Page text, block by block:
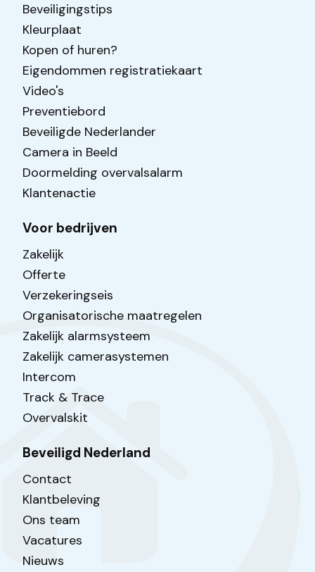
Beveiligingstips
Kleurplaat
Kopen of huren?
Eigendommen registratiekaart
Video's
Preventiebord
Beveiligde Nederlander
Camera in Beeld
Doormelding overvalsalarm
Klantenactie
Voor bedrijven
Zakelijk
Offerte
Verzekeringseis
Organisatorische maatregelen
Zakelijk alarmsysteem
Zakelijk camerasystemen
Intercom
Track & Trace
Overvalskit
Beveiligd Nederland
Contact
Klantbeleving
Ons team
Vacatures
Nieuws